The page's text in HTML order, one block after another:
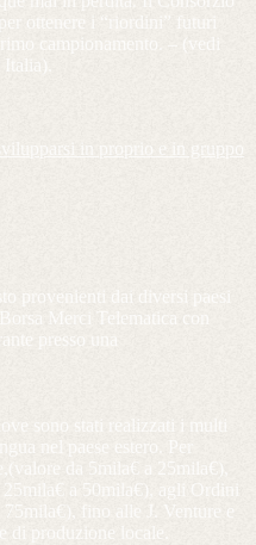
ottenere i “riordini” futuri
campionamento. – (vedi
in proprio e in gruppo
provenienti dai diversi paesi
Merci Telematica con
presso una
sono stati realizzati i multi
nel paese estero. Per
da 5mila€ a 25mila€),
a 50mila€), agli Ordini
fino alle J. Venture e
di produzione locale.